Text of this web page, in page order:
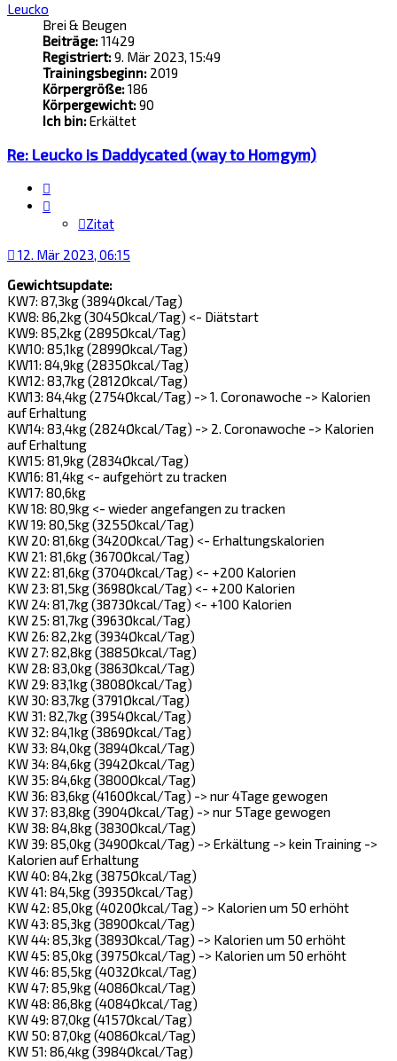
Leucko
Brei & Beugen
Beiträge:11429
Registriert:9. Mär 2023, 15:49
Trainingsbeginn: 2019
Körpergröße:186
Körpergewicht:90
Ich bin:Erkältet
Re: Leucko is Daddycated (way to Homgym)
Zitat
12. Mär 2023, 06:15
Gewichtsupdate:
KW7: 87,3kg (3894Økcal/Tag)
KW8: 86,2kg (3045Økcal/Tag) <- Diätstart
KW9: 85,2kg (2895Økcal/Tag)
KW10: 85,1kg (2899Økcal/Tag)
KW11: 84,9kg (2835Økcal/Tag)
KW12: 83,7kg (2812Økcal/Tag)
KW13: 84,4kg (2754Økcal/Tag) -> 1. Coronawoche -> Kalorien
auf Erhaltung
KW14: 83,4kg (2824Økcal/Tag) -> 2. Coronawoche -> Kalorien
auf Erhaltung
KW15: 81,9kg (2834Økcal/Tag)
KW16: 81,4kg <- aufgehört zu tracken
KW17: 80,6kg
KW 18: 80,9kg <- wieder angefangen zu tracken
KW 19: 80,5kg (3255Økcal/Tag)
KW 20: 81,6kg (3420Økcal/Tag) <- Erhaltungskalorien
KW 21: 81,6kg (3670Økcal/Tag)
KW 22: 81,6kg (3704Økcal/Tag) <- +200 Kalorien
KW 23: 81,5kg (3698Økcal/Tag) <- +200 Kalorien
KW 24: 81,7kg (3873Økcal/Tag) <- +100 Kalorien
KW 25: 81,7kg (3963Økcal/Tag)
KW 26: 82,2kg (3934Økcal/Tag)
KW 27: 82,8kg (3885Økcal/Tag)
KW 28: 83,0kg (3863Økcal/Tag)
KW 29: 83,1kg (3808Økcal/Tag)
KW 30: 83,7kg (3791Økcal/Tag)
KW 31: 82,7kg (3954Økcal/Tag)
KW 32: 84,1kg (3869Økcal/Tag)
KW 33: 84,0kg (3894Økcal/Tag)
KW 34: 84,6kg (3942Økcal/Tag)
KW 35: 84,6kg (3800Økcal/Tag)
KW 36: 83,6kg (4160Økcal/Tag) -> nur 4Tage gewogen
KW 37: 83,8kg (3904Økcal/Tag) -> nur 5Tage gewogen
KW 38: 84,8kg (3830Økcal/Tag)
KW 39: 85,0kg (3490Økcal/Tag) -> Erkältung -> kein Training ->
Kalorien auf Erhaltung
KW 40: 84,2kg (3875Økcal/Tag)
KW 41: 84,5kg (3935Økcal/Tag)
KW 42: 85,0kg (4020Økcal/Tag) -> Kalorien um 50 erhöht
KW 43: 85,3kg (3890Økcal/Tag)
KW 44: 85,3kg (3893Økcal/Tag) -> Kalorien um 50 erhöht
KW 45: 85,0kg (3975Økcal/Tag) -> Kalorien um 50 erhöht
KW 46: 85,5kg (4032Økcal/Tag)
KW 47: 85,9kg (4086Økcal/Tag)
KW 48: 86,8kg (4084Økcal/Tag)
KW 49: 87,0kg (4157Økcal/Tag)
KW 50: 87,0kg (4086Økcal/Tag)
KW 51: 86,4kg (3984Økcal/Tag)